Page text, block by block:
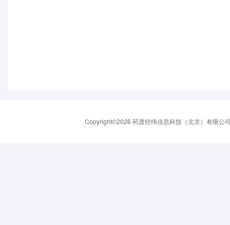
Copyright©2026 药渡经纬信息科技（北京）有限公